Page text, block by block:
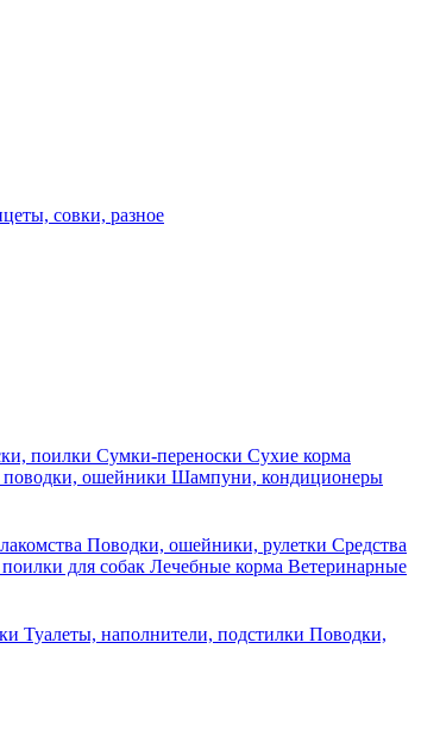
совки, разное
поилки Сумки-переноски Сухие корма
ошейники Шампуни, кондиционеры
Поводки, ошейники, рулетки Средства
для собак Лечебные корма Ветеринарные
Туалеты, наполнители, подстилки Поводки,